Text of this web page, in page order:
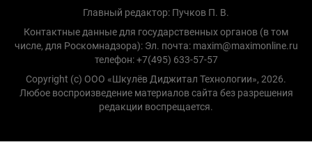
Главный редактор: Пучков П. В.
Контактные данные для государственных органов (в том
числе, для Роскомнадзора): Эл. почта: maxim@maximonline.ru
телефон: +7(495) 633-57-57
Copyright (с) ООО «Шкулёв Диджитал Технологии», 2026.
Любое воспроизведение материалов сайта без разрешения
редакции воспрещается.